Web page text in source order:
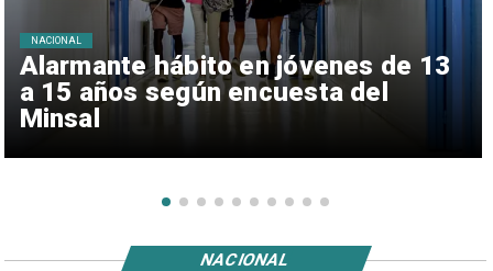
Alarmante hábito en jóvenes de 13
a 15 años según encuesta del
Minsal
NACIONAL
NACIONAL